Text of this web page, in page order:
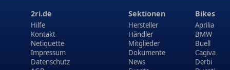
2ri.de
Hilfe
Kontakt
Netiquette
Impressum
Datenschutz
Sektionen
Hersteller
Händler
Mitglieder
Dokumente
News
Bikes
Aprilia
BMW
Buell
Cagiva
Derbi